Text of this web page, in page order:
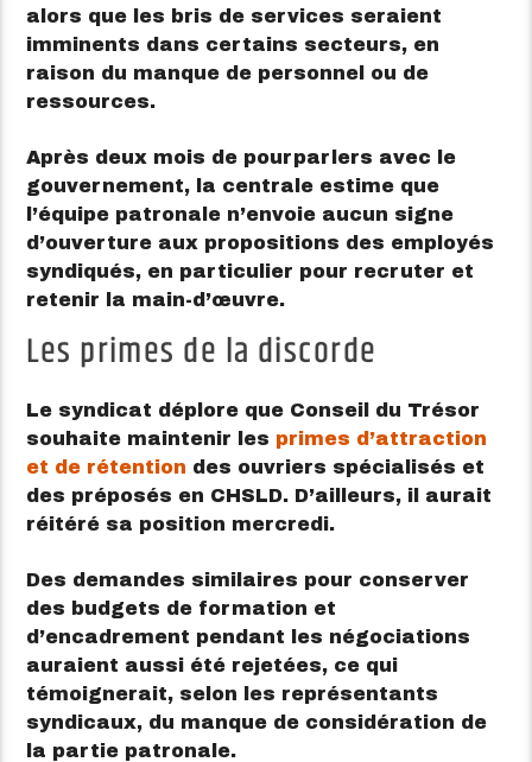
alors que les bris de services seraient
imminents dans certains secteurs, en
raison du manque de personnel ou de
ressources.
Après deux mois de pourparlers avec le
gouvernement, la centrale estime que
l’équipe patronale n’envoie aucun signe
d’ouverture aux propositions des employés
syndiqués, en particulier pour recruter et
retenir la main-d’œuvre.
Les primes de la discorde
Le syndicat déplore que Conseil du Trésor
souhaite maintenir les primes d’attraction
et de rétention des ouvriers spécialisés et
des préposés en CHSLD. D’ailleurs, il aurait
réitéré sa position mercredi.
Des demandes similaires pour conserver
des budgets de formation et
d’encadrement pendant les négociations
auraient aussi été rejetées, ce qui
témoignerait, selon les représentants
syndicaux, du manque de considération de
la partie patronale.